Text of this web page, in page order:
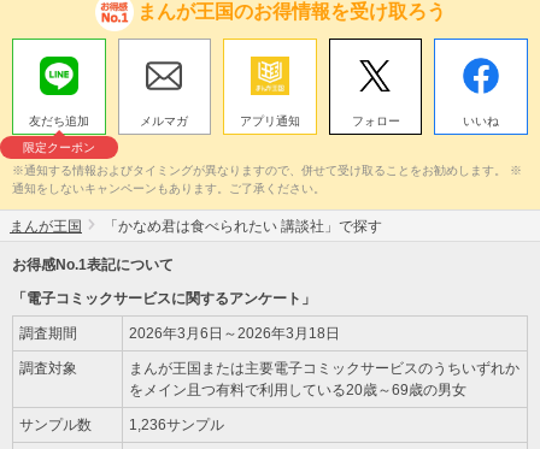
まんが王国のお得情報を受け取ろう
友だち追加
限定クーポン
メルマガ アプリ通知 フォロー いいね
※通知する情報およびタイミングが異なりますので、併せて受け取ることをお勧めします。 ※
通知をしないキャンペーンもあります。ご了承ください。
まんが王国 「かなめ君は食べられたい 講談社」で探す
お得感No.1表記について
「電子コミックサービスに関するアンケート」
調査期間 2026年3月6日～2026年3月18日
調査対象
まんが王国または主要電子コミックサービスのうちいずれか
をメイン且つ有料で利用している20歳～69歳の男女
サンプル数 1,236サンプル